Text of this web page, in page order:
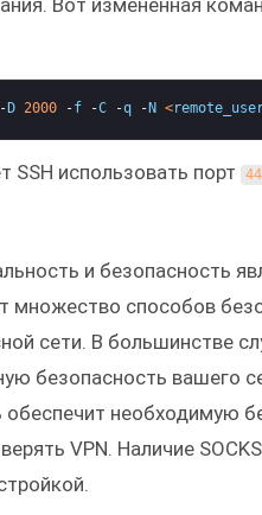
Вот измененная
- D 2000 -f -C -q - N <
SSH использовать порт
и безопасность
множество способов
сети. В большинстве
безопасность вашего
обеспечит необходимую
VPN. Наличие